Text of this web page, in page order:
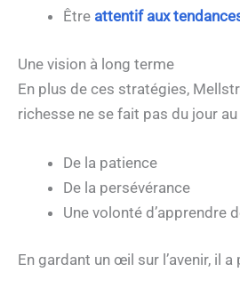
Être attentif aux
Une vision à long terme
En plus de ces stratégies,
richesse ne se fait pas du jour
De la patience
De la persévérance
Une volonté d’apprendre
En gardant un œil sur l’avenir, il a